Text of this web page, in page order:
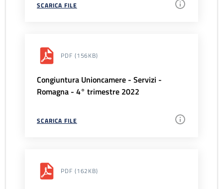
SCARICA FILE
PDF (156KB)
Congiuntura Unioncamere - Servizi -
Romagna - 4° trimestre 2022
SCARICA FILE
PDF (162KB)